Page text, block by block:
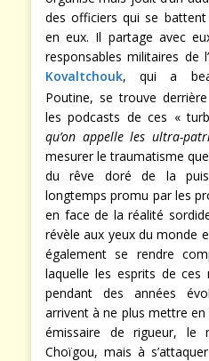
des officiers qui se
en eux. Il partage avec
responsables militaires de
Kovaltchouk, qui a
Poutine, se trouve
les podcasts de ces «
qu’on appelle les ultra-
mesurer le traumatisme
du rêve doré de la
longtemps promu par les
en face de la réalité
révèle aux yeux du monde
également se rendre
laquelle les esprits de ces
pendant des années
arrivent à ne plus mettre
émissaire de rigueur, le
Choïgou, mais à